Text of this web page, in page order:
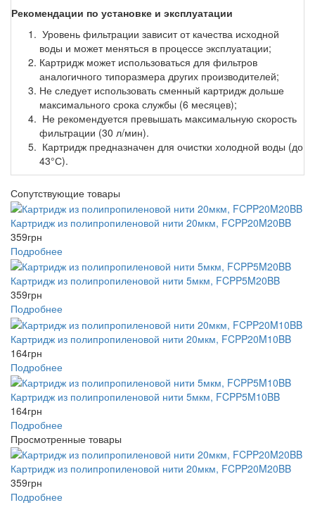
Рекомендации по установке и эксплуатации
Уровень фильтрации зависит от качества исходной
воды и может меняться в процессе эксплуатации;
Картридж может использоваться для фильтров
аналогичного типоразмера других производителей;
Не следует использовать сменный картридж дольше
максимального срока службы (6 месяцев);
Не рекомендуется превышать максимальную скорость
фильтрации (30 л/мин).
Картридж предназначен для очистки холодной воды (до
43°С).
Сопутствующие товары
Картридж из полипропиленовой нити 20мкм, FCPP20M20BB
359грн
Подробнее
Картридж из полипропиленовой нити 5мкм, FCPP5M20BB
359грн
Подробнее
Картридж из полипропиленовой нити 20мкм, FCPP20M10BB
164грн
Подробнее
Картридж из полипропиленовой нити 5мкм, FCPP5M10BB
164грн
Подробнее
Просмотренные товары
Картридж из полипропиленовой нити 20мкм, FCPP20M20BB
359грн
Подробнее